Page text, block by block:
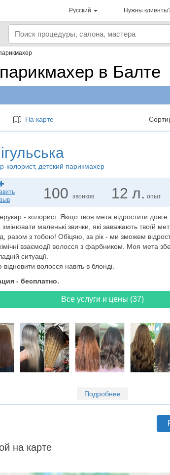
Русский Нужны
в Балте
На карте
колорист, детский парикмахер
100звонков 12 л. опыт
- колорист. Якщо твоя мета відростити довге
маленькі звички, які заважають твоїй
разом з тобою! Обіцяю, за рік - ми зможем
взаємодії волосся з фарбником. Моя мета
ситуації.
волосся навіть в блонді.
- бесплатно.
Все услуги и цены (37)
Подробнее
на карте